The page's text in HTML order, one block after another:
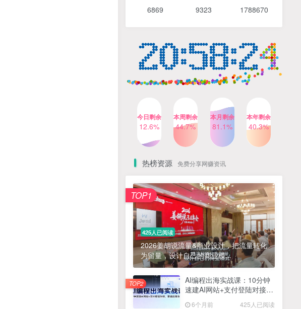
货，以混剪为主，不需要真
小红书笔记带货课，流量电
商新机会，抓住小红书的流
量红利(更新26年2月)
5个月前 419人已阅读
TOP4
AI商业编程智能体开发课：
TOP5
公众号流量主之星座盘点赛
道，起号快+流量稳，流程简
单，适合新手操作
3个月前 416人已阅读
TOP6
1 ? 零加盟费｜红颜搭全国城市代理商招募正式启动！
淘宝天猫盈利突破特训营25年12月线下课，系统性的深度剖析电商企业经营之道，打造电商标准化运营体系
3 抓亚马逊漏洞，免去店铺月租，一个流量大竞争小，让你有机会成大卖的赛道
2025最新零撸项目，一部手机就可以操作，20秒一单，零投入纯薅羊毛，无门槛，一天200+【揭秘】
5 线上陪伴项目玩法，聊聊天就有收益的项目，一个月收益5000+
6 全网首发！答案之书网页版，全新玩法，搭配文档和网页，日入1k+零门槛小白首选副业
6869 9323 1788670
今日剩余
12.6%
本周剩余
44.7%
本月剩余
81.1%
本年剩余
40.3%
热榜资源 免费分享网赚资讯
425人已阅读
2026姜胡说流量&商业设计，把流量转化
为留量，设计自己的商业模...
TOP1
AI编程出海实战课：10分钟
速建AI网站+支付登陆对接，
6个月前 425人已阅读
TOP2